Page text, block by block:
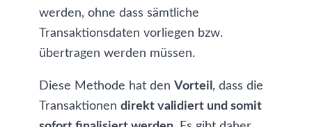
werden, ohne dass sämtliche
Transaktionsdaten vorliegen bzw.
übertragen werden müssen.
Diese Methode hat den Vorteil , dass die
Transaktionen direkt validiert und somit